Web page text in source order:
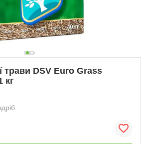
трави DSV Euro Grass
кг